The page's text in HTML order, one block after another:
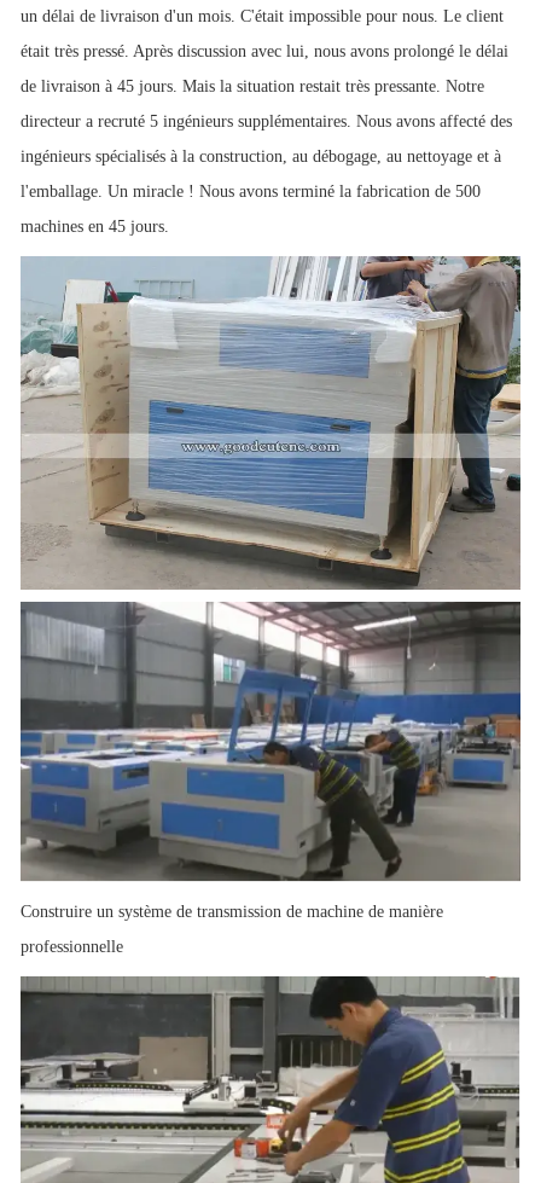
un délai de livraison d'un mois. C'était impossible pour nous. Le client
était très pressé. Après discussion avec lui, nous avons prolongé le délai
de livraison à 45 jours. Mais la situation restait très pressante. Notre
directeur a recruté 5 ingénieurs supplémentaires. Nous avons affecté des
ingénieurs spécialisés à la construction, au débogage, au nettoyage et à
l'emballage. Un miracle ! Nous avons terminé la fabrication de 500
machines en 45 jours.
Construire un système de transmission de machine de manière
professionnelle